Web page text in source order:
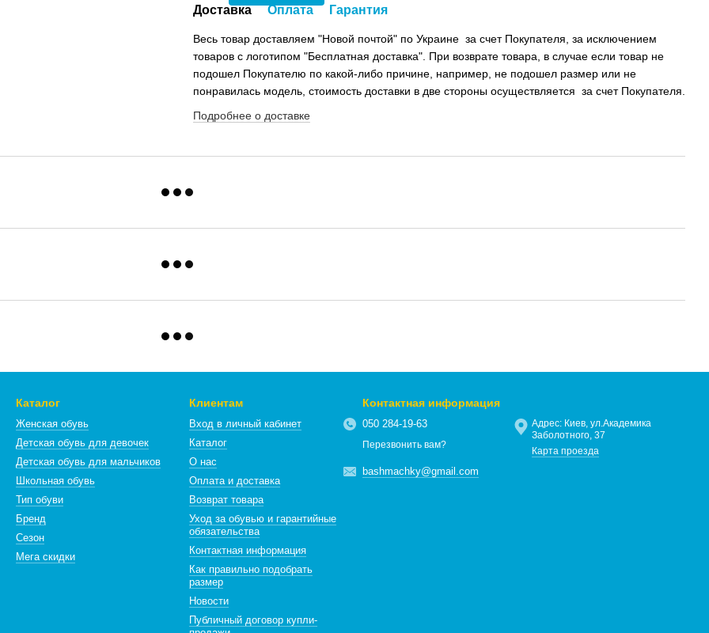
Доставка Оплата Гарантия
Весь товар доставляем "Новой почтой" по Украине за счет Покупателя, за исключением
товаров с логотипом "Бесплатная доставка". При возврате товара, в случае если товар не
подошел Покупателю по какой-либо причине, например, не подошел размер или не
понравилась модель, стоимость доставки в две стороны осуществляется за счет Покупателя.
Подробнее о доставке
Каталог
Женская обувь
Детская обувь для девочек
Детская обувь для мальчиков
Школьная обувь
Тип обуви
Бренд
Сезон
Мега скидки
Клиентам
Вход в личный кабинет
Каталог
О нас
Оплата и доставка
Возврат товара
Уход за обувью и гарантийные
обязательства
Контактная информация
Как правильно подобрать
размер
Новости
Публичный договор купли-
Контактная информация
050 284-19-63
Перезвонить вам?
bashmachky@gmail.com
Адрес: Киев, ул.Академика
Заболотного, 37
Карта проезда